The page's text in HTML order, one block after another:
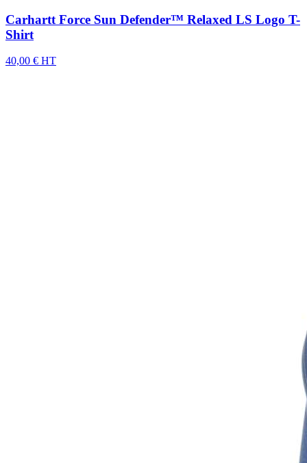
Carhartt Force Sun Defender™ Relaxed LS Logo T-
Shirt
40,00 € HT